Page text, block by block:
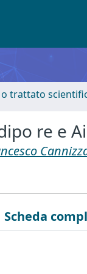
trattato
re e
Scheda